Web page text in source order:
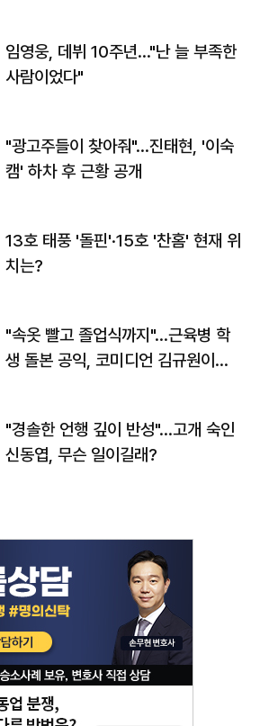
임영웅, 데뷔 10주년…"난 늘 부족한
사람이었다"
"광고주들이 찾아줘"…진태현, '이숙
캠' 하차 후 근황 공개
13호 태풍 '돌핀'·15호 '찬홈' 현재 위
치는?
"속옷 빨고 졸업식까지"…근육병 학
생 돌본 공익, 코미디언 김규원이었
"경솔한 언행 깊이 반성"…고개 숙인
신동엽, 무슨 일이길래?